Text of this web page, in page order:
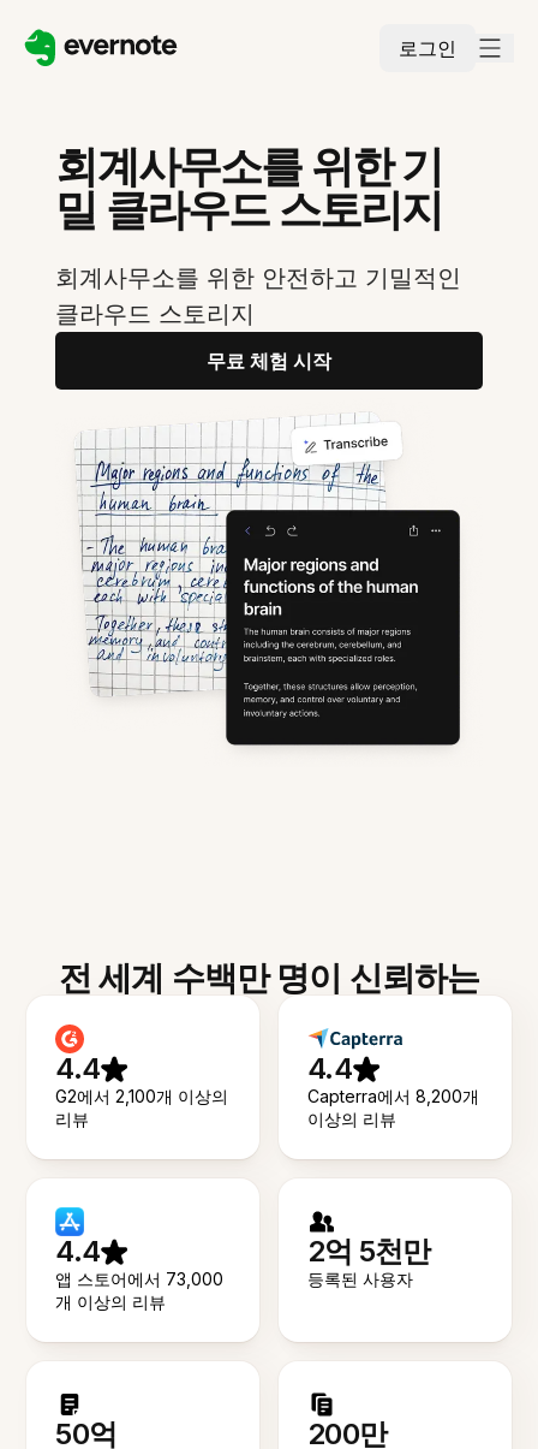
로그인
회계사무소를 위한 기
밀 클라우드 스토리지
회계사무소를 위한 안전하고 기밀적인
클라우드 스토리지
무료 체험 시작
전 세계 수백만 명이 신뢰하는
4.4
G2에서 2,100개 이상의
리뷰
4.4
Capterra에서 8,200개
이상의 리뷰
4.4
앱 스토어에서 73,000
개 이상의 리뷰
2억 5천만
등록된 사용자
50억 200만